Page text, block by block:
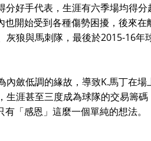
好手代表，生涯有六季場均得分
開始受到各種傷勢困擾，後來在
灰狼與馬刺隊，最後於2015-16年
內斂低調的緣故，導致K.馬丁在場
生涯甚至三度成為球隊的交易籌碼
「感恩」這麼一個單純的想法。